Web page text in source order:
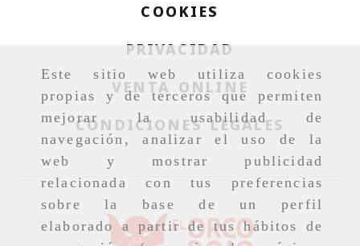
Este sitio web utiliza cookies
propias y de terceros que permiten
mejorar la usabilidad de
navegación, analizar el uso de la
web y mostrar publicidad
relacionada con tus preferencias
sobre la base de un perfil
elaborado a partir de tus hábitos de
COOKIES
PRIVACIDAD
VENTA ONLINE
CONDICIONES LEGALES